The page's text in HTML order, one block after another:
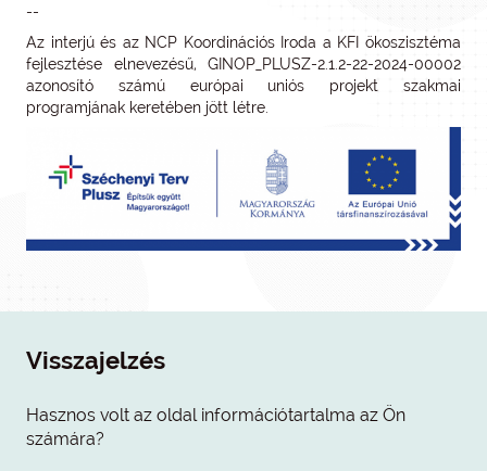
--
Az interjú és az NCP Koordinációs Iroda a KFI ökoszisztéma
fejlesztése elnevezésű, GINOP_PLUSZ-2.1.2-22-2024-00002
azonosító számú európai uniós projekt szakmai
programjának keretében jött létre.
Visszajelzés
Hasznos volt az oldal információtartalma az Ön
számára?